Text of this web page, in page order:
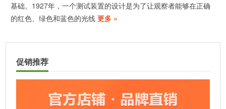
基础。1927年，一个测试装置的设计是为了让观察者能够在正确
的红色、绿色和蓝色的光线 更多 »
促销推荐